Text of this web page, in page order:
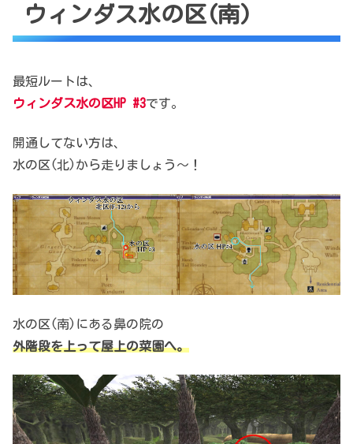
ウィンダス水の区(南)
最短ルートは、
ウィンダス水の区HP #3です。
開通してない方は、
水の区(北)から走りましょう～！
水の区(南)にある鼻の院の
外階段を上って屋上の菜園へ。